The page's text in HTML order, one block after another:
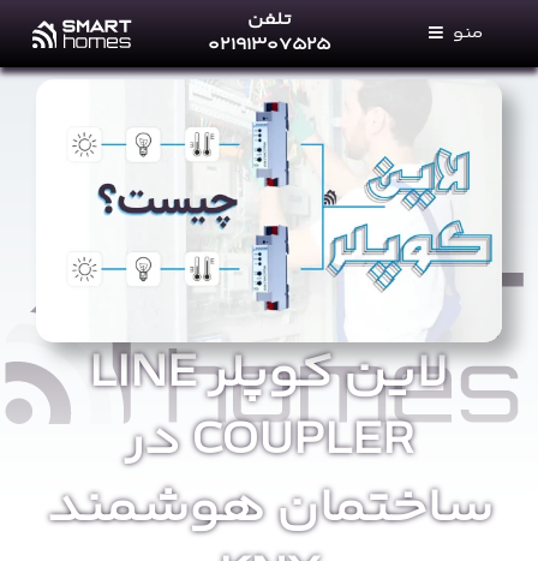
content
تلفن
۰۲۱۹۱۳۰۷۵۲۵
منو
خانه های هوشمند
خدمات ما
فروشگاه
مجله خانه‌های هوشمند
پرتال نمایندگان
تماس با ما
درباره ما
لاین کوپلر LINE
COUPLER در
ساختمان هوشمند